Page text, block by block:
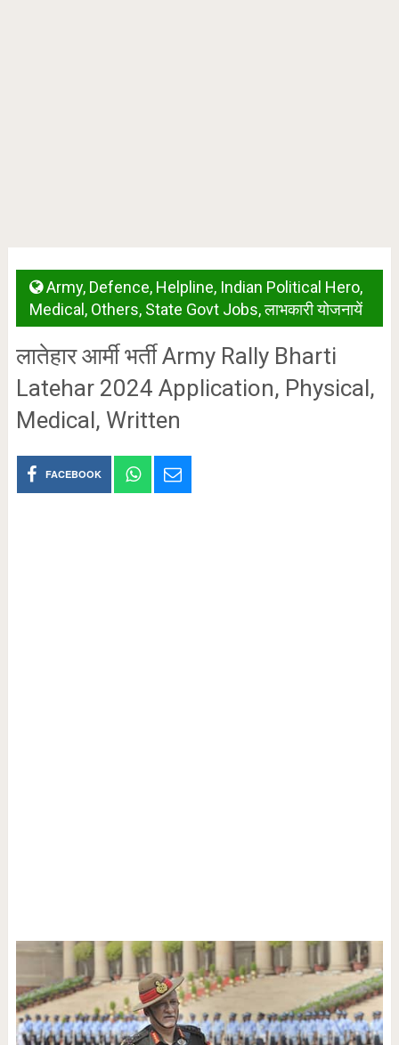
Army, Defence, Helpline, Indian Political Hero,
Medical , Others, State Govt Jobs,लाभकारी योजनायें
लातेहार आर्मी भर्ती Army Rally Bharti
Latehar 2024 Application, Physical,
Medical, Written
FACEBOOK